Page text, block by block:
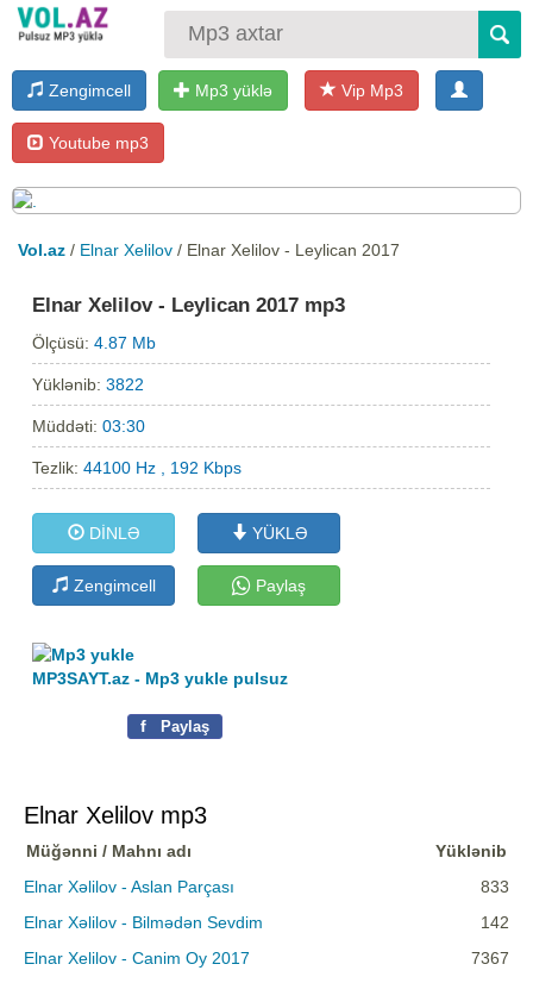
Zengimcell Mp3 yüklə Vip Mp3
Youtube mp3
Vol.az / Elnar Xelilov / Elnar Xelilov - Leylican 2017
Elnar Xelilov - Leylican 2017 mp3
Ölçüsü:4.87 Mb
Yüklənib:3822
Müddəti:03:30
Tezlik:44100 Hz , 192 Kbps
DİNLƏ YÜKLƏ
Zengimcell Paylaş
MP3SAYT.az - Mp3 yukle pulsuz
f Paylaş
Elnar Xelilov mp3
Müğənni / Mahnı adı
Yüklənib
Elnar Xəlilov - Aslan Parçası
833
Elnar Xəlilov - Bilmədən Sevdim
142
Elnar Xelilov - Canim Oy 2017
7367